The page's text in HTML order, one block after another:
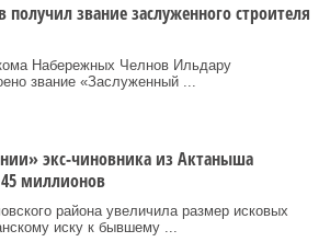
получил звание заслуженного строителя
Набережных Челнов Ильдару
звание «Заслуженный ...
экс-чиновника из Актаныша
миллионов
района увеличила размер исковых
иску к бывшему ...